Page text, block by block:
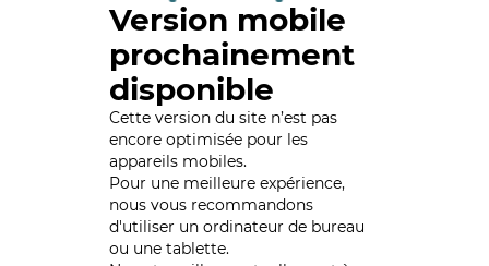
Version mobile
prochainement
disponible
Cette version du site n’est pas
encore optimisée pour les
appareils mobiles.
Pour une meilleure expérience,
nous vous recommandons
d'utiliser un ordinateur de bureau
ou une tablette.